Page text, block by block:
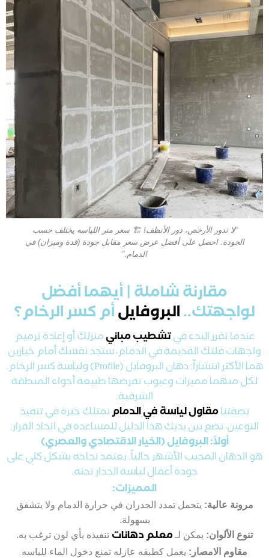
“لا تدور الأرخص، دور الأنظف! 🏗️ سعر متر اللياسه يختلف حسب
الجودة. احصل على أفضل عرض سعر مقابل جودة (قدة وميزان) في
الدمام.”
مقارنة شاملة | أيهما أفضل
لواجهتك..البروفايلأم كسر الرخام؟
عندما تقرر البدء فيتشطيب مبانيمنزلك أو إعادة ترميم
واجهات فلتك القديمة في الدمام، ستجد نفسك أمام خيارين
هما الأكثر انتشاراً: دهان البروفايل (Profile) ولياسة كسر الرخام.
لكل منهما مميزات وعيوب تفرضها طبيعة أجواء المنطقة
الشرقية.
بصفتنامقاول لياسة في الدمامنمتلك خبرة في تنفيذ
النوعين، نضع بين يديك هذا الدليل للمساعدة في اتخاذ القرار:
أولاً: البروفايل (الخيار الاقتصادي والعصري)
هو الدهان المحبب الأشهر حالياً. يعتمد نجاحه بشكل كلي على
جودة أعمال لياسة الجدار تحته.
المميزات:
مرونة عالية: يتحمل تمدد الجدران في حرارة الدمام ولا يتشقق
بسهولة.
تنوع الألوان: يمكن لـمعلم دهانات تنفيذه بأي لون ترغب به.
مقاوم الامصار: يعمل كطبقه عازله تمنع دخول الماء للياسه